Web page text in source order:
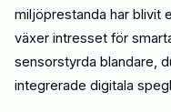
miljöprestanda har blivit
växer intresset för
sensorstyrda blandare,
integrerade digitala